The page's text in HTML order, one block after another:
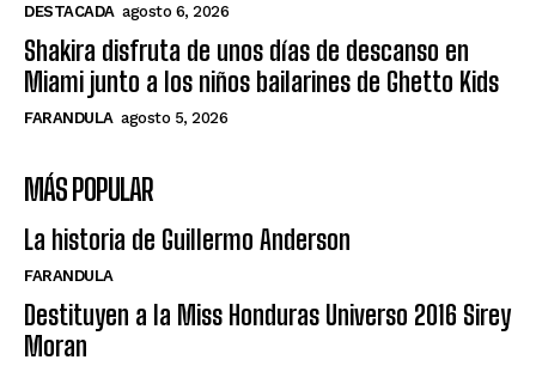
DESTACADA agosto 6, 2026
Shakira disfruta de unos días de descanso en
Miami junto a los niños bailarines de Ghetto Kids
FARANDULA agosto 5, 2026
MÁS POPULAR
La historia de Guillermo Anderson
FARANDULA
Destituyen a la Miss Honduras Universo 2016 Sirey
Moran